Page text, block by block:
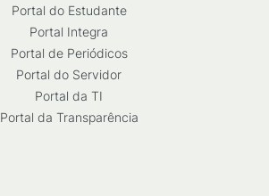
Portal do Estudante
Portal Integra
Portal de Periódicos
Portal do Servidor
Portal da TI
Portal da Transparência